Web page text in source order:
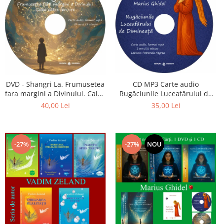
DVD - Shangri La. Frumusetea
fara margini a Divinului. Calea
catre fericire
40,00 Lei
CD MP3 Carte audio
Rugăciunile Luceafărului de
dimineață
35,00 Lei
-27% -27% NOU